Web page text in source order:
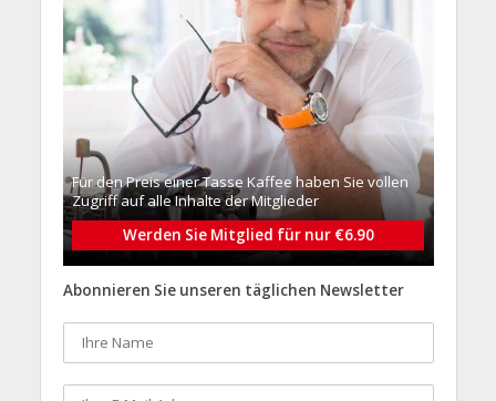
Für den Preis einer Tasse Kaffee haben Sie vollen
Zugriff auf alle Inhalte der Mitglieder
Werden Sie Mitglied für nur €6.90
Abonnieren Sie unseren täglichen Newsletter